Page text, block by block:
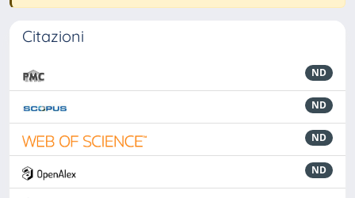
Citazioni
ND
ND
ND
ND